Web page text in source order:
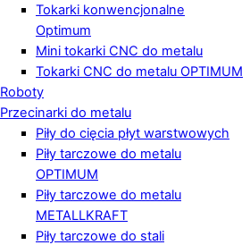
Tokarki konwencjonalne
Optimum
Mini tokarki CNC do metalu
Tokarki CNC do metalu OPTIMUM
Roboty
Przecinarki do metalu
Piły do cięcia płyt warstwowych
Piły tarczowe do metalu
OPTIMUM
Piły tarczowe do metalu
METALLKRAFT
Piły tarczowe do stali